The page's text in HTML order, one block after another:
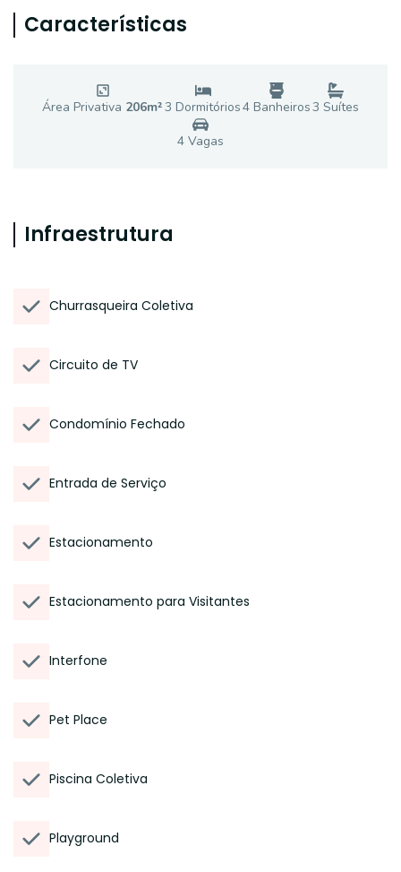
Características
Área Privativa 206m²3 Dormitórios4 Banheiros3 Suítes
4 Vagas
Infraestrutura
Churrasqueira Coletiva
Circuito de TV
Condomínio Fechado
Entrada de Serviço
Estacionamento
Estacionamento para Visitantes
Interfone
Pet Place
Piscina Coletiva
Playground